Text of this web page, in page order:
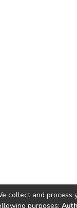
collect and process
purposes: